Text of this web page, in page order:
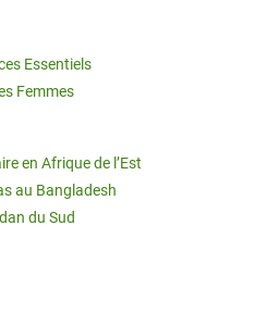
Essentiels
Femmes
en Afrique de l’Est
au Bangladesh
du Sud